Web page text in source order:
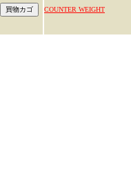
COUNTER WEIGHT